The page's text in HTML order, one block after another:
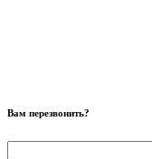
Вам перезвонить?